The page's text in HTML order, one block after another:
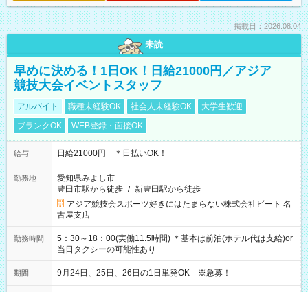
掲載日：2026.08.04
未読
早めに決める！1日OK！日給21000円／アジア
競技大会イベントスタッフ
アルバイト 職種未経験OK 社会人未経験OK
大学生歓迎
ブランクOK
WEB登録・面接OK
給与 日給21000円 ＊日払いOK！
勤務地
愛知県みよし市
豊田市駅から徒歩 / 新豊田駅から徒歩
アジア競技会スポーツ好きにはたまらない株式会社ビート 名
古屋支店
勤務時間
5：30～18：00(実働11.5時間) ＊基本は前泊(ホテル代は支給)or
当日タクシーの可能性あり
期間 9月24日、25日、26日の1日単発OK ※急募！